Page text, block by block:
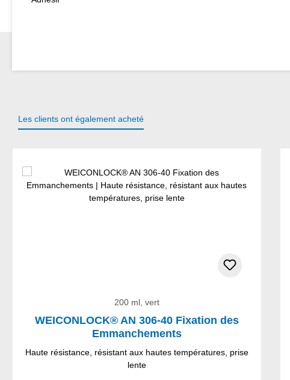
Les clients ont également acheté
200 ml, vert
WEICONLOCK® AN 306-40 Fixation des
Emmanchements
Haute résistance, résistant aux hautes températures, prise
lente